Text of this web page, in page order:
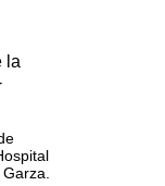
la